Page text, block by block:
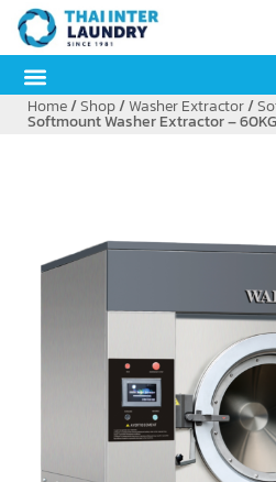
Home/Shop/Washer Extractor/
Softmount Washer Extractor –